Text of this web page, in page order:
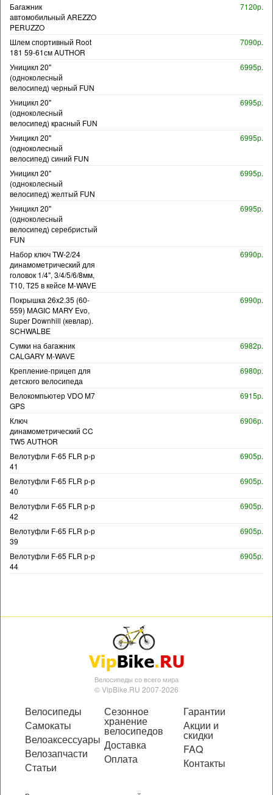
Багажник
автомобильный AREZZO
PERUZZO
7120р.
Шлем спортивный Root
181 59-61см AUTHOR
7090р.
Уницикл 20"
(одноколесный
велосипед) черный FUN
6995р.
Уницикл 20"
(одноколесный
велосипед) красный FUN
6995р.
Уницикл 20"
(одноколесный
велосипед) синий FUN
6995р.
Уницикл 20"
(одноколесный
велосипед) желтый FUN
6995р.
Уницикл 20"
(одноколесный
велосипед) серебристый
FUN
6995р.
Набор ключ TW-2/24
динамометрический для
головок 1/4", 3/4/5/6/8мм,
T10, T25 в кейсе M-WAVE
6990р.
Покрышка 26x2.35 (60-
559) MAGIC MARY Evo,
Super Downhill (кевлар).
SCHWALBE
6990р.
Сумки на багажник
CALGARY M-WAVE
6982р.
Крепление-прицеп для
детского велосипеда
6980р.
Велокомпьютер VDO M7
GPS
6915р.
Ключ
динамометрический CC
TW5 AUTHOR
6906р.
Велотуфли F-65 FLR р-р
41
6905р.
Велотуфли F-65 FLR р-р
40
6905р.
Велотуфли F-65 FLR р-р
42
6905р.
Велотуфли F-65 FLR р-р
39
6905р.
Велотуфли F-65 FLR р-р
44
6905р.
Велосипеды со всего мира
© VipBike.RU 2007-2026
Велосипеды
Самокаты
Велоаксессуары
Велозапчасти
Статьи
Сезонное
хранение
велосипедов
Доставка
Оплата
Гарантии
Акции и
скидки
FAQ
Контакты